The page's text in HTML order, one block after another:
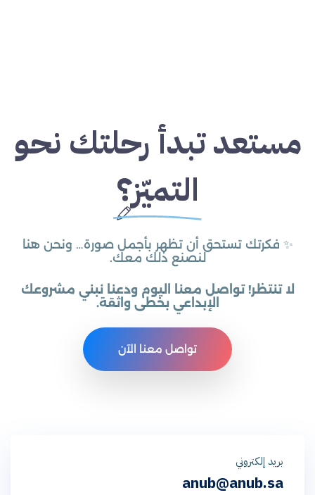
مستعد تبدأ رحلتك نحو
التميّز؟
✨ فكرتك تستحق أن تظهر بأجمل صورة… ونحن هنا
لنصنع ذلك معك.
لا تنتظر! تواصل معنا اليوم ودعنا نبني مشروعك
الإبداعي بخطى واثقة.
تواصل معنا الآن
بريد إلكتروني
anub@anub.sa